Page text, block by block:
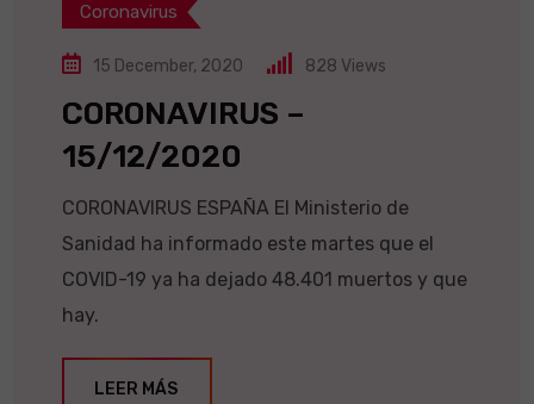
Coronavirus
15 December, 2020 828 Views
CORONAVIRUS –
15/12/2020
CORONAVIRUS ESPAÑA El Ministerio de
Sanidad ha informado este martes que el
COVID-19 ya ha dejado 48.401 muertos y que
hay.
LEER MÁS